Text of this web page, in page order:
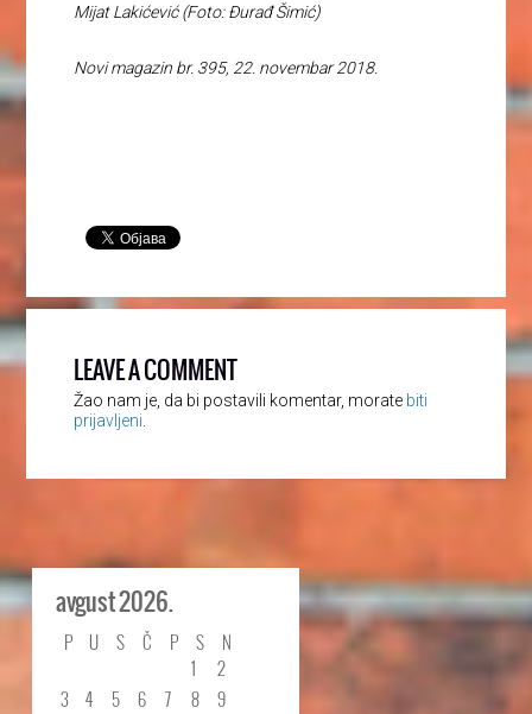
Mijat Lakićević (Foto: Đurađ Šimić)
Novi magazin br. 395, 22. novembar 2018.
LEAVE A COMMENT
Žao nam je, da bi postavili komentar, morate biti
prijavljeni.
avgust 2026.
P U S Č P S
N
1
2
3
4 5 6 7 8
9